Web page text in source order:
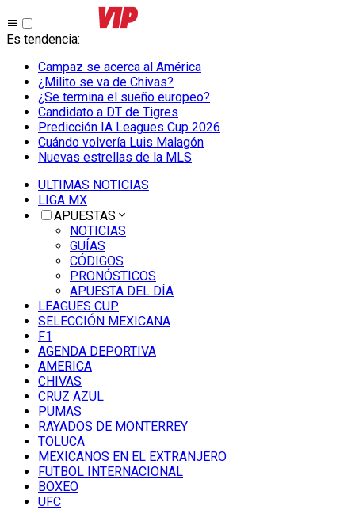
Es tendencia:
Campaz se acerca al América
¿Milito se va de Chivas?
¿Se termina el sueño europeo?
Candidato a DT de Tigres
Predicción IA Leagues Cup 2026
Cuándo volvería Luis Malagón
Nuevas estrellas de la MLS
ULTIMAS NOTICIAS
LIGA MX
APUESTAS
NOTICIAS
GUÍAS
CÓDIGOS
PRONÓSTICOS
APUESTA DEL DÍA
LEAGUES CUP
SELECCIÓN MEXICANA
F1
AGENDA DEPORTIVA
AMERICA
CHIVAS
CRUZ AZUL
PUMAS
RAYADOS DE MONTERREY
TOLUCA
MEXICANOS EN EL EXTRANJERO
FUTBOL INTERNACIONAL
BOXEO
UFC